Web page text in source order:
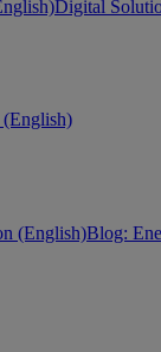
Digital
(English)Blog: